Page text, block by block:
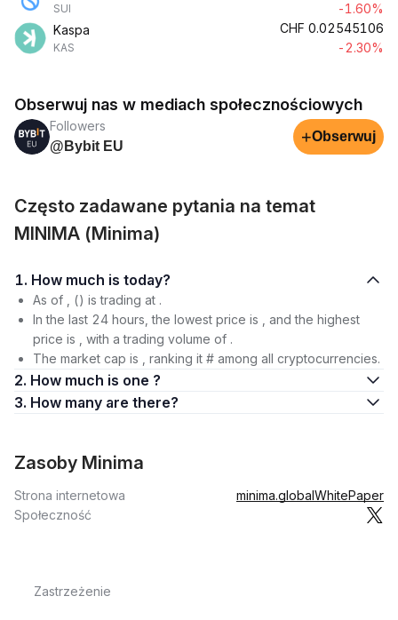
SUI
-1.60%
Kaspa
KAS
CHF 0.02545106
-2.30%
Obserwuj nas w mediach społecznościowych
Followers
@Bybit EU
+Obserwuj
Często zadawane pytania na temat
MINIMA (Minima)
1. How much is today?
As of , () is trading at .
In the last 24 hours, the lowest price is , and the highest
price is , with a trading volume of .
The market cap is , ranking it # among all cryptocurrencies.
2. How much is one ?
3. How many are there?
Zasoby Minima
Strona internetowa minima.globalWhitePaper
Społeczność
Zastrzeżenie